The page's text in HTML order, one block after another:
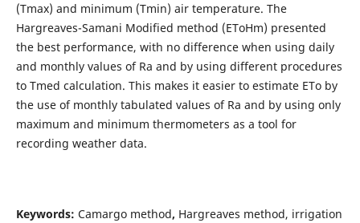
(Tmax) and minimum (Tmin) air temperature. The
Hargreaves-Samani Modified method (EToHm) presented
the best performance, with no difference when using daily
and monthly values of Ra and by using different procedures
to Tmed calculation. This makes it easier to estimate ETo by
the use of monthly tabulated values of Ra and by using only
maximum and minimum thermometers as a tool for
recording weather data.
Keywords: Camargo method, Hargreaves method, irrigation